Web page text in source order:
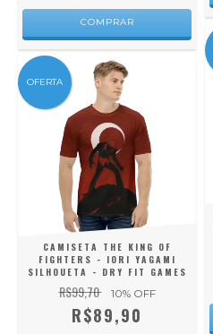
COMPRAR
OFERTA
CAMISETA THE KING OF
FIGHTERS - IORI YAGAMI
SILHOUETA - DRY FIT GAMES
R$99,70 10% OFF
R$89,90